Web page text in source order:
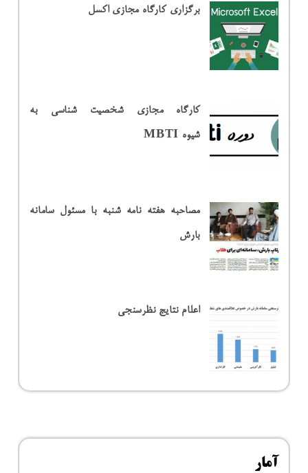
برگزاری کارگاه مجازی اکسل
کارگاه مجازی شخصیت شناسی به
شیوه MBTI
مصاحبه هفته نامه شنبه با مسئول سامانه
بارش
اعلام نتایج نظرسنجی
آمار